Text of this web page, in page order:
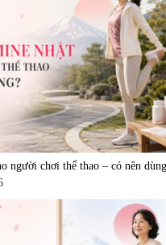
vị đĩa đệm Kyoto
|
1.600.000 đ
ngủ Fujina
Viên uống phòng
điều trị đột quỵ
Gold 60 viên
người chơi thể thao – có nên